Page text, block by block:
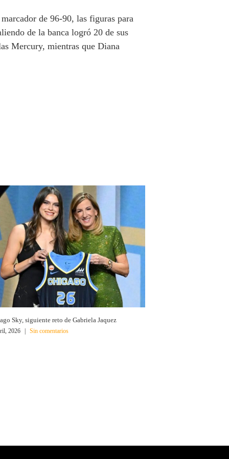
de 96-90, las figuras para
de la banca logró 20 de sus
Mercury, mientras que Diana
Sky, siguiente reto de Gabriela Jaquez
2026 | Sin comentarios